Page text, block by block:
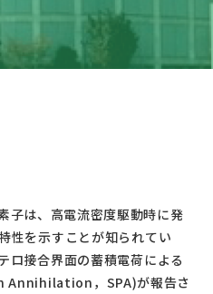
性を示すことが知られてい
ロ接合界面の蓄積電荷による
，SPA)が報告さ